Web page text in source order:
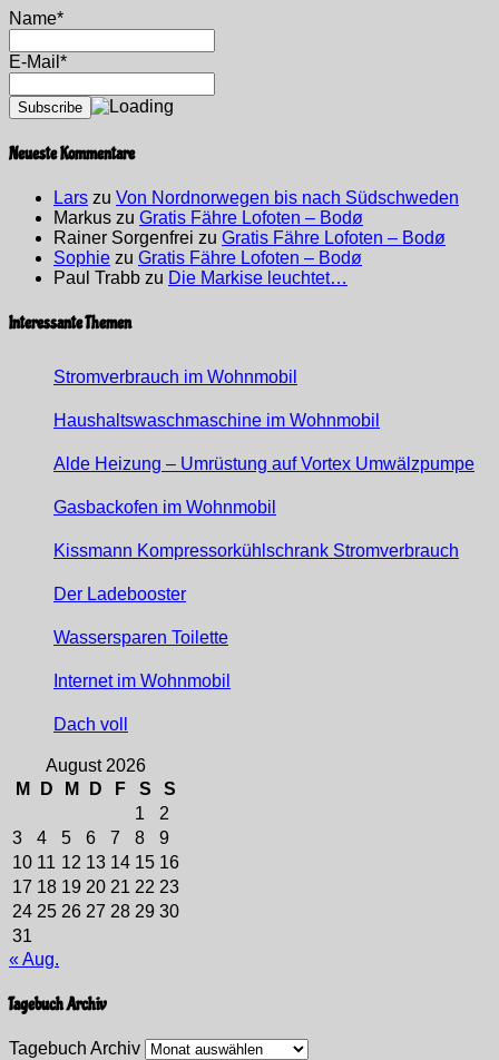
Name*
E-Mail*
Neueste Kommentare
Lars zu Von Nordnorwegen bis nach Südschweden
Markus zu Gratis Fähre Lofoten – Bodø
Rainer Sorgenfrei zu Gratis Fähre Lofoten – Bodø
Sophie zu Gratis Fähre Lofoten – Bodø
Paul Trabb zu Die Markise leuchtet…
Interessante Themen
Stromverbrauch im Wohnmobil
Haushaltswaschmaschine im Wohnmobil
Alde Heizung – Umrüstung auf Vortex Umwälzpumpe
Gasbackofen im Wohnmobil
Kissmann Kompressorkühlschrank Stromverbrauch
Der Ladebooster
Wassersparen Toilette
Internet im Wohnmobil
Dach voll
August 2026
M
D M D F S
S
1
2
3
4 5 6 7 8
9
10 11 12 13 14 15 16
17 18 19 20 21 22 23
24 25 26 27 28 29 30
31
« Aug.
Tagebuch Archiv
Tagebuch Archiv